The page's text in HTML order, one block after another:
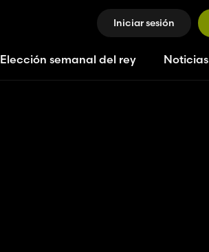
Iniciar sesión
Elección semanal del rey Noticias